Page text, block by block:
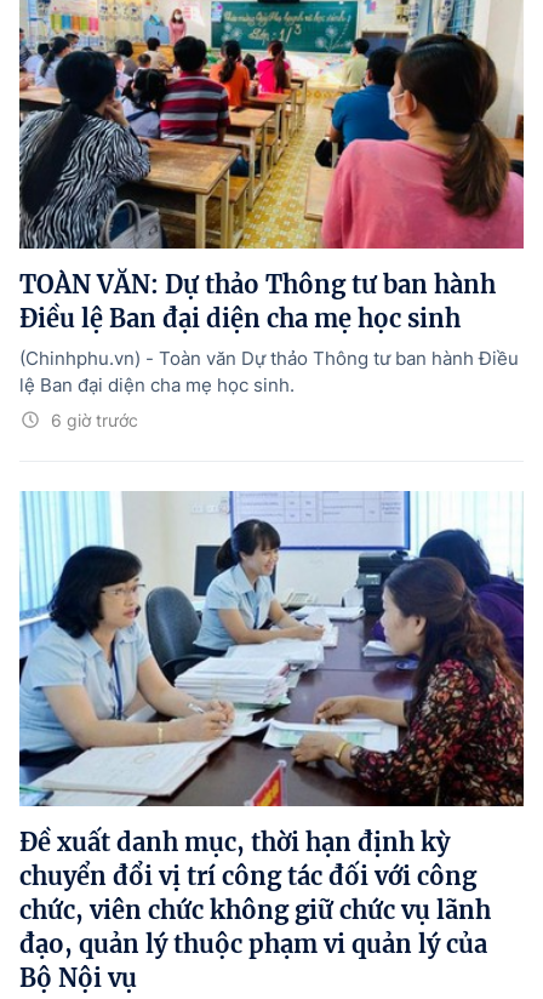
TOÀN VĂN: Dự thảo Thông tư ban hành
Điều lệ Ban đại diện cha mẹ học sinh
6 giờ trước
(Chinhphu.vn) - Toàn văn Dự thảo Thông tư ban hành Điều
lệ Ban đại diện cha mẹ học sinh.
Đề xuất danh mục, thời hạn định kỳ
chuyển đổi vị trí công tác đối với công
chức, viên chức không giữ chức vụ lãnh
đạo, quản lý thuộc phạm vi quản lý của
Bộ Nội vụ